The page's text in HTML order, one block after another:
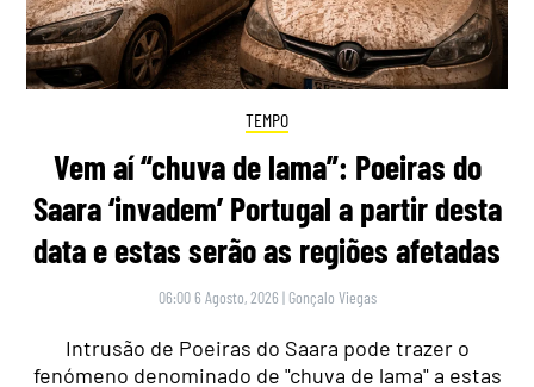
TEMPO
Vem aí “chuva de lama”: Poeiras do
Saara ‘invadem’ Portugal a partir desta
data e estas serão as regiões afetadas
06:00 6 Agosto, 2026 | Gonçalo Viegas
Intrusão de Poeiras do Saara pode trazer o
fenómeno denominado de "chuva de lama" a estas